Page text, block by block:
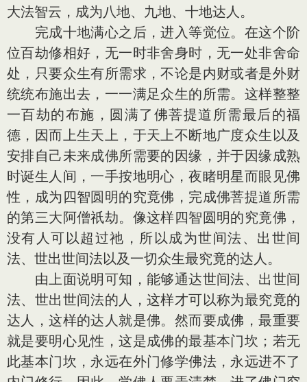
大法智云，成为八地、九地、十地达人。
完成十地满心之后，进入等觉位。在这个阶
位百劫修相好，无一时非舍身时，无一处非舍命
处，只要众生有所需求，不论是内财或者是外财
统统布施出去，一一满足众生的所需。这样整整
一百劫的布施，圆满了佛菩提道所需最后的福
德，因而上生天上，于天上不断地广度众生以及
安排自己未来成佛所需要的因缘，并于因缘成熟
时诞生人间，一手按地明心，夜睹明星而眼见佛
性，成为四智圆明的究竟佛，完成佛菩提道所需
的第三大阿僧祇劫。像这样四智圆明的究竟佛，
没有人可以超过祂，所以成为世间法、出世间
法、世出世间法以及一切众生最究竟的达人。
由上面说明可知，能够通达世间法、出世间
法、世出世间法的人，这样才可以称为最究竟的
达人，这样的达人就是佛。然而要成佛，最重要
就是要明心见性，这是成佛的最基本门坎；若无
此基本门坎，永远在外门修学佛法，永远进不了